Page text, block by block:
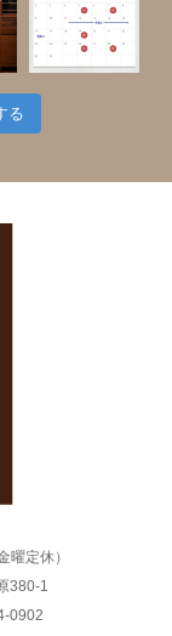
る
曜定休）
380-1
0902